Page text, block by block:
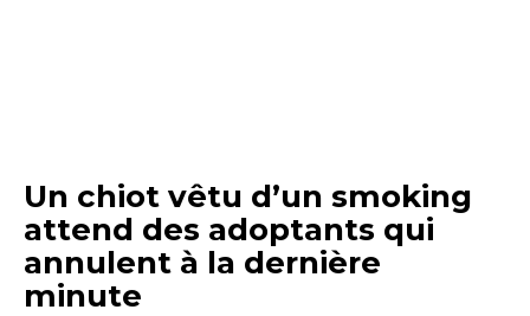
Un chiot vêtu d’un smoking
attend des adoptants qui
annulent à la dernière
minute